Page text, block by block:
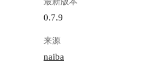
0.7.9
来源
naiba